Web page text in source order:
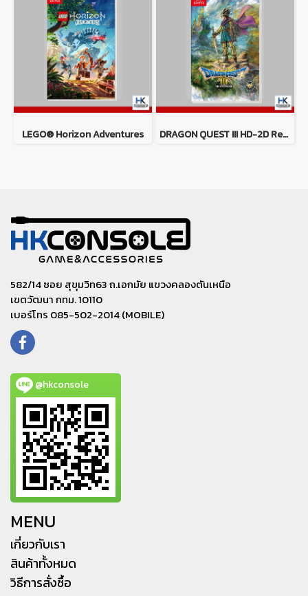
LEGO® Horizon Adventures DRAGON QUEST III HD-2D Remake
582/14 ซอย สุขุมวิท63 ถ.เอกมัย แขวงคลองตันเหนือ
เขตวัฒนา กทม. 10110
เบอร์โทร 085-502-2014 (MOBILE)
@hkconsole
MENU
เกี่ยวกับเรา
สินค้าทั้งหมด
วิธีการสั่งซื้อ